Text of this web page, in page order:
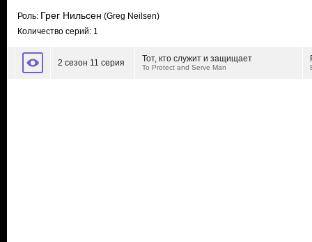
Роль: Грег Нильсен (Greg Neilsen)
Количество серий: 1
2 сезон 11 серия Тот, кто служит и защищает
To Protect and Serve Man